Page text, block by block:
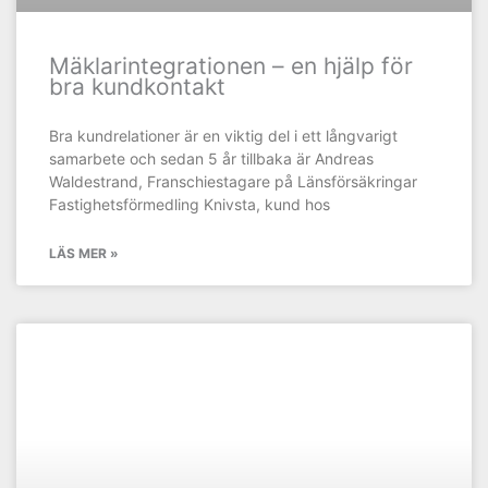
Mäklarintegrationen – en hjälp för
bra kundkontakt
Bra kundrelationer är en viktig del i ett långvarigt
samarbete och sedan 5 år tillbaka är Andreas
Waldestrand, Franschiestagare på Länsförsäkringar
Fastighetsförmedling Knivsta, kund hos
LÄS MER »